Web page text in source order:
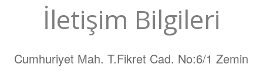
İletişim Bilgileri
Cumhuriyet Mah. T.Fikret Cad. No:6/1 Zemin